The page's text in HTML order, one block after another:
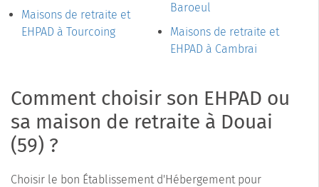
Maisons de retraite et
EHPAD à Tourcoing
Baroeul
Maisons de retraite et
EHPAD à Cambrai
Comment choisir son EHPAD ou
sa maison de retraite à Douai
(59) ?
Choisir le bon Établissement d'Hébergement pour